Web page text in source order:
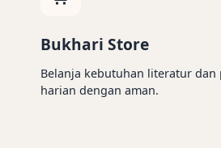
Bukhari Store
Belanja kebutuhan literatur dan
harian dengan aman.